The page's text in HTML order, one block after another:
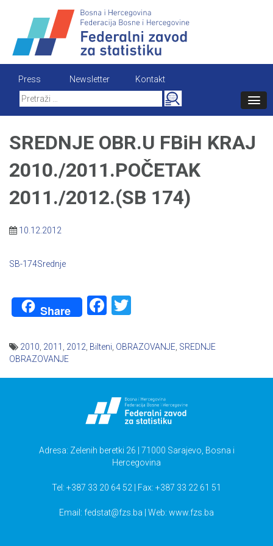
content
Press Newsletter
Kontakt
Search
for:
SREDNJE OBR.U FBiH KRAJ
2010./2011.POČETAK
2011./2012.(SB 174)
10.12.2012
SB-174Srednje
Share Facebook
2010 2011 2012 Bilteni OBRAZOVANJE SREDNJE
OBRAZOVANJE
Adresa: Zelenih beretki 26 | 71000 Sarajevo, Bosna i
Hercegovina
Tel: +387 33 20 64 52 | Fax: +387 33 22 61 51
Email: fedstat@fzs.ba | Web: www.fzs.ba